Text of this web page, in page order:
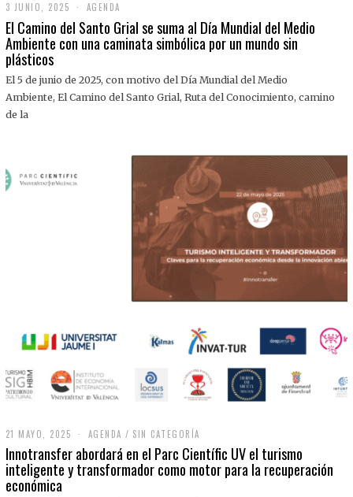
3 JUNIO, 2025
J
U
N
,
0
AGENDA
El Camino del Santo Grial se suma al Día Mundial del Medio
Ambiente con una caminata simbólica por un mundo sin
plásticos
El 5 de junio de 2025, con motivo del Día Mundial del Medio
Ambiente, El Camino del Santo Grial, Ruta del Conocimiento, camino
de la
21 MAYO, 2025
M
A
Y
AGENDA / SIN CATEGORÍA
Innotransfer abordará en el Parc Científic UV el turismo
inteligente y transformador como motor para la recuperación
económica